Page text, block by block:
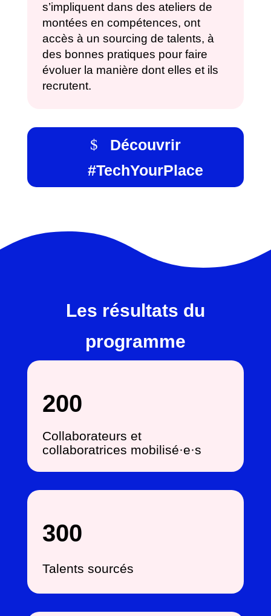
s’impliquent dans des ateliers de
montées en compétences, ont
accès à un sourcing de talents, à
des bonnes pratiques pour faire
évoluer la manière dont elles et ils
recrutent.
Découvrir
#TechYourPlace
Les résultats du
programme
200
Collaborateurs et
collaboratrices mobilisé·e·s
300
Talents sourcés